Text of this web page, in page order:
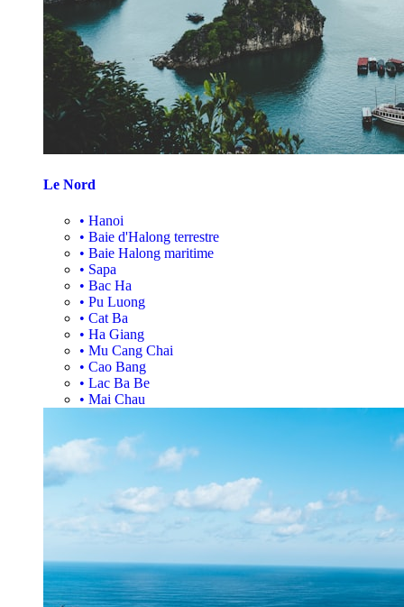
Le Nord
• Hanoi
• Baie d'Halong terrestre
• Baie Halong maritime
• Sapa
• Bac Ha
• Pu Luong
• Cat Ba
• Ha Giang
• Mu Cang Chai
• Cao Bang
• Lac Ba Be
• Mai Chau